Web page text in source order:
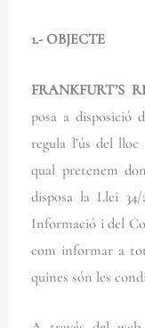
1.- OBJECTE
FRANKFURT’S
posa a disposició
regula l’ús del
qual pretenem
disposa la Llei
Informació i del
com informar a
quines són les